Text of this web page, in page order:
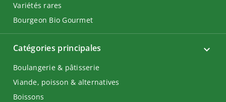
Catégories principales
Boulangerie & pâtisserie
Viande, poisson & alternatives
Boissons
Variétés rares
Bourgeon Bio Gourmet